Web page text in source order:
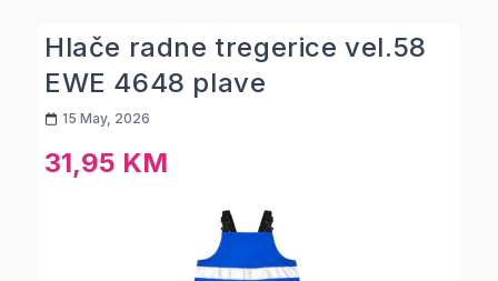
Hlače radne tregerice vel.58
EWE 4648 plave
15 May, 2026
31,95 KM